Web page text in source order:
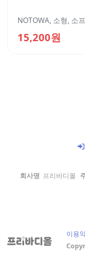
NOTOWA, 소형, 소
15,200원
이용
회사명 프리바디몰